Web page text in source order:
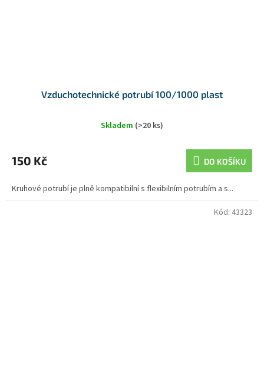
Vzduchotechnické potrubí 100/1000 plast
Skladem (>20 ks)
150 Kč DO KOŠÍKU
Kruhové potrubí je plně kompatibilní s flexibilním potrubím a s...
Kód: 43323